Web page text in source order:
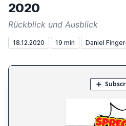
2020
Rückblick und Ausblick
18.12.2020 19 min Daniel Finger